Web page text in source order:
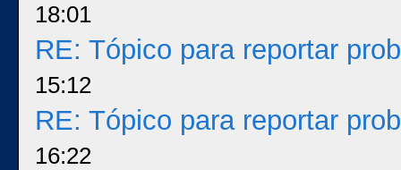
18:01
RE: Tópico para reportar
15:12
RE: Tópico para reportar
16:22